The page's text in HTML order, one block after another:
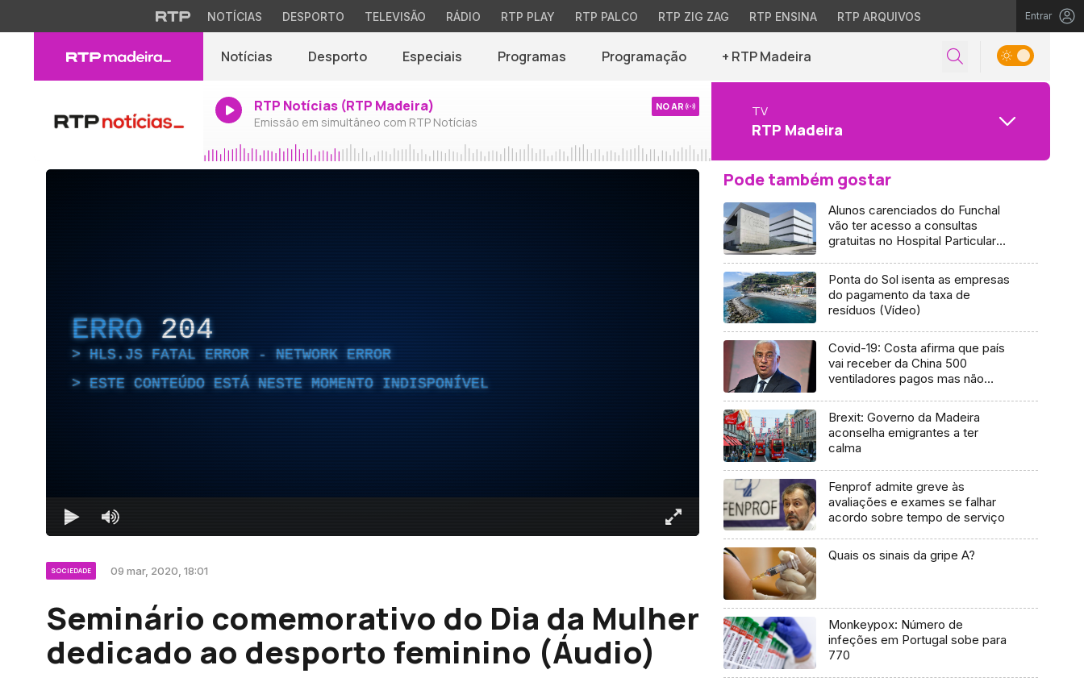
NOTÍCIAS DESPORTO TELEVISÃO RÁDIO RTP PLAY RTP PALCO RTP ZIG ZAG RTP ENSINA RTP ARQUIVOS Entrar
Notícias Desporto Especiais Programas Programação + RTP Madeira
RTP Notícias (RTP Madeira)
Emissão em simultâneo com RTP Notícias
NO AR TV
RTP Madeira
ERRO 204
HLS.JS FATAL ERROR - NETWORK ERROR
ESTE CONTEÚDO ESTÁ NESTE MOMENTO INDISPONÍVEL
SOCIEDADE 09 mar, 2020, 18:01
Seminário comemorativo do Dia da Mulher
dedicado ao desporto feminino (Áudio)
Pode também gostar
Alunos carenciados do Funchal
vão ter acesso a consultas
gratuitas no Hospital Particular
Ponta do Sol isenta as empresas
do pagamento da taxa de
resíduos (Vídeo)
Covid-19: Costa afirma que país
vai receber da China 500
ventiladores pagos mas não
Brexit: Governo da Madeira
aconselha emigrantes a ter
calma
Fenprof admite greve às
avaliações e exames se falhar
acordo sobre tempo de serviço
Quais os sinais da gripe A?
Monkeypox: Número de
infeções em Portugal sobe para
770